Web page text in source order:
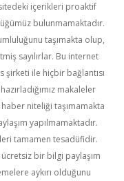
içerikleri proaktif
bulunmamaktadır.
taşımakta olup,
sayılırlar. Bu internet
şirketi ile hiçbir bağlantısı
makaleler
niteliği taşımamakta
yapılmamaktadır.
tamamen tesadüfidir.
bir bilgi paylaşım
aykırı olduğunu